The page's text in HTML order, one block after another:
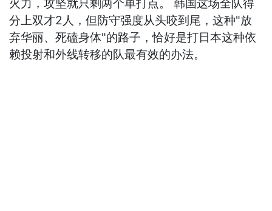
火力，攻坚就只剩两个单打点。 韩国这场全队得
分上双才2人，但防守强度从头咬到尾，这种"放
弃华丽、死磕身体"的路子，恰好是打日本这种依
赖投射和外线转移的队最有效的办法。